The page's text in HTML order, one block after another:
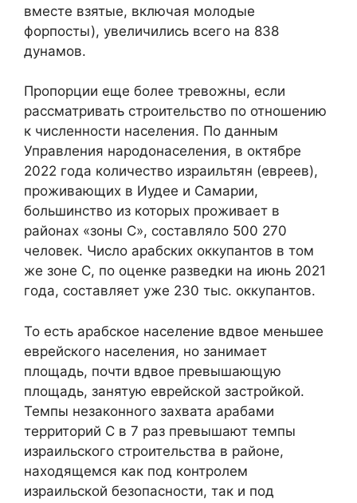
вместе взятые, включая молодые
форпосты), увеличились всего на 838
дунамов.
Пропорции еще более тревожны, если
рассматривать строительство по отношению
к численности населения. По данным
Управления народонаселения, в октябре
2022 года количество израильтян (евреев),
проживающих в Иудее и Самарии,
большинство из которых проживает в
районах «зоны С», составляло 500 270
человек. Число арабских оккупантов в том
же зоне С, по оценке разведки на июнь 2021
года, составляет уже 230 тыс. оккупантов.
То есть арабское население вдвое меньшее
еврейского населения, но занимает
площадь, почти вдвое превышающую
площадь, занятую еврейской застройкой.
Темпы незаконного захвата арабами
территорий C в 7 раз превышают темпы
израильского строительства в районе,
находящемся как под контролем
израильской безопасности, так и под